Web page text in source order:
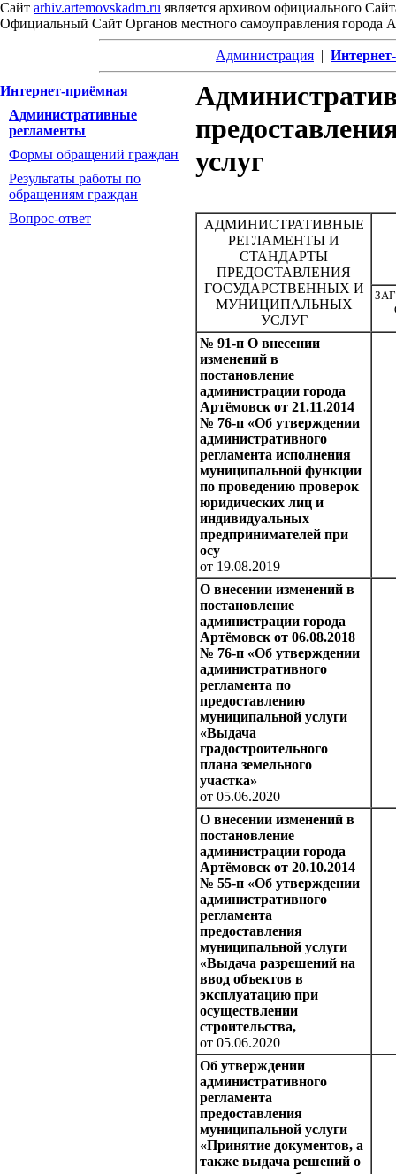
Сайт arhiv.artemovskadm.ru является архивом официального
Официальный Сайт Органов местного самоуправления города
Администрация |
Интернет-приёмная
Административные
регламенты
Формы обращений граждан
Результаты работы по
обращениям граждан
Вопрос-ответ
услуг
АДМИНИСТРАТИВНЫЕ
РЕГЛАМЕНТЫ И
СТАНДАРТЫ
ПРЕДОСТАВЛЕНИЯ
ГОСУДАРСТВЕННЫХ И
МУНИЦИПАЛЬНЫХ
УСЛУГ
№ 91-п О внесении
изменений в
постановление
администрации города
Артёмовск от 21.11.2014
№ 76-п «Об утверждении
административного
регламента исполнения
муниципальной функции
по проведению проверок
юридических лиц и
индивидуальных
предпринимателей при
осу
от 19.08.2019
О внесении изменений в
постановление
администрации города
Артёмовск от 06.08.2018
№ 76-п «Об утверждении
административного
регламента по
предоставлению
муниципальной услуги
«Выдача
градостроительного
плана земельного
участка»
от 05.06.2020
О внесении изменений в
постановление
администрации города
Артёмовск от 20.10.2014
№ 55-п «Об утверждении
административного
регламента
предоставления
муниципальной услуги
«Выдача разрешений на
ввод объектов в
эксплуатацию при
осуществлении
строительства,
от 05.06.2020
Об утверждении
административного
регламента
предоставления
муниципальной услуги
«Принятие документов, а
также выдача решений о